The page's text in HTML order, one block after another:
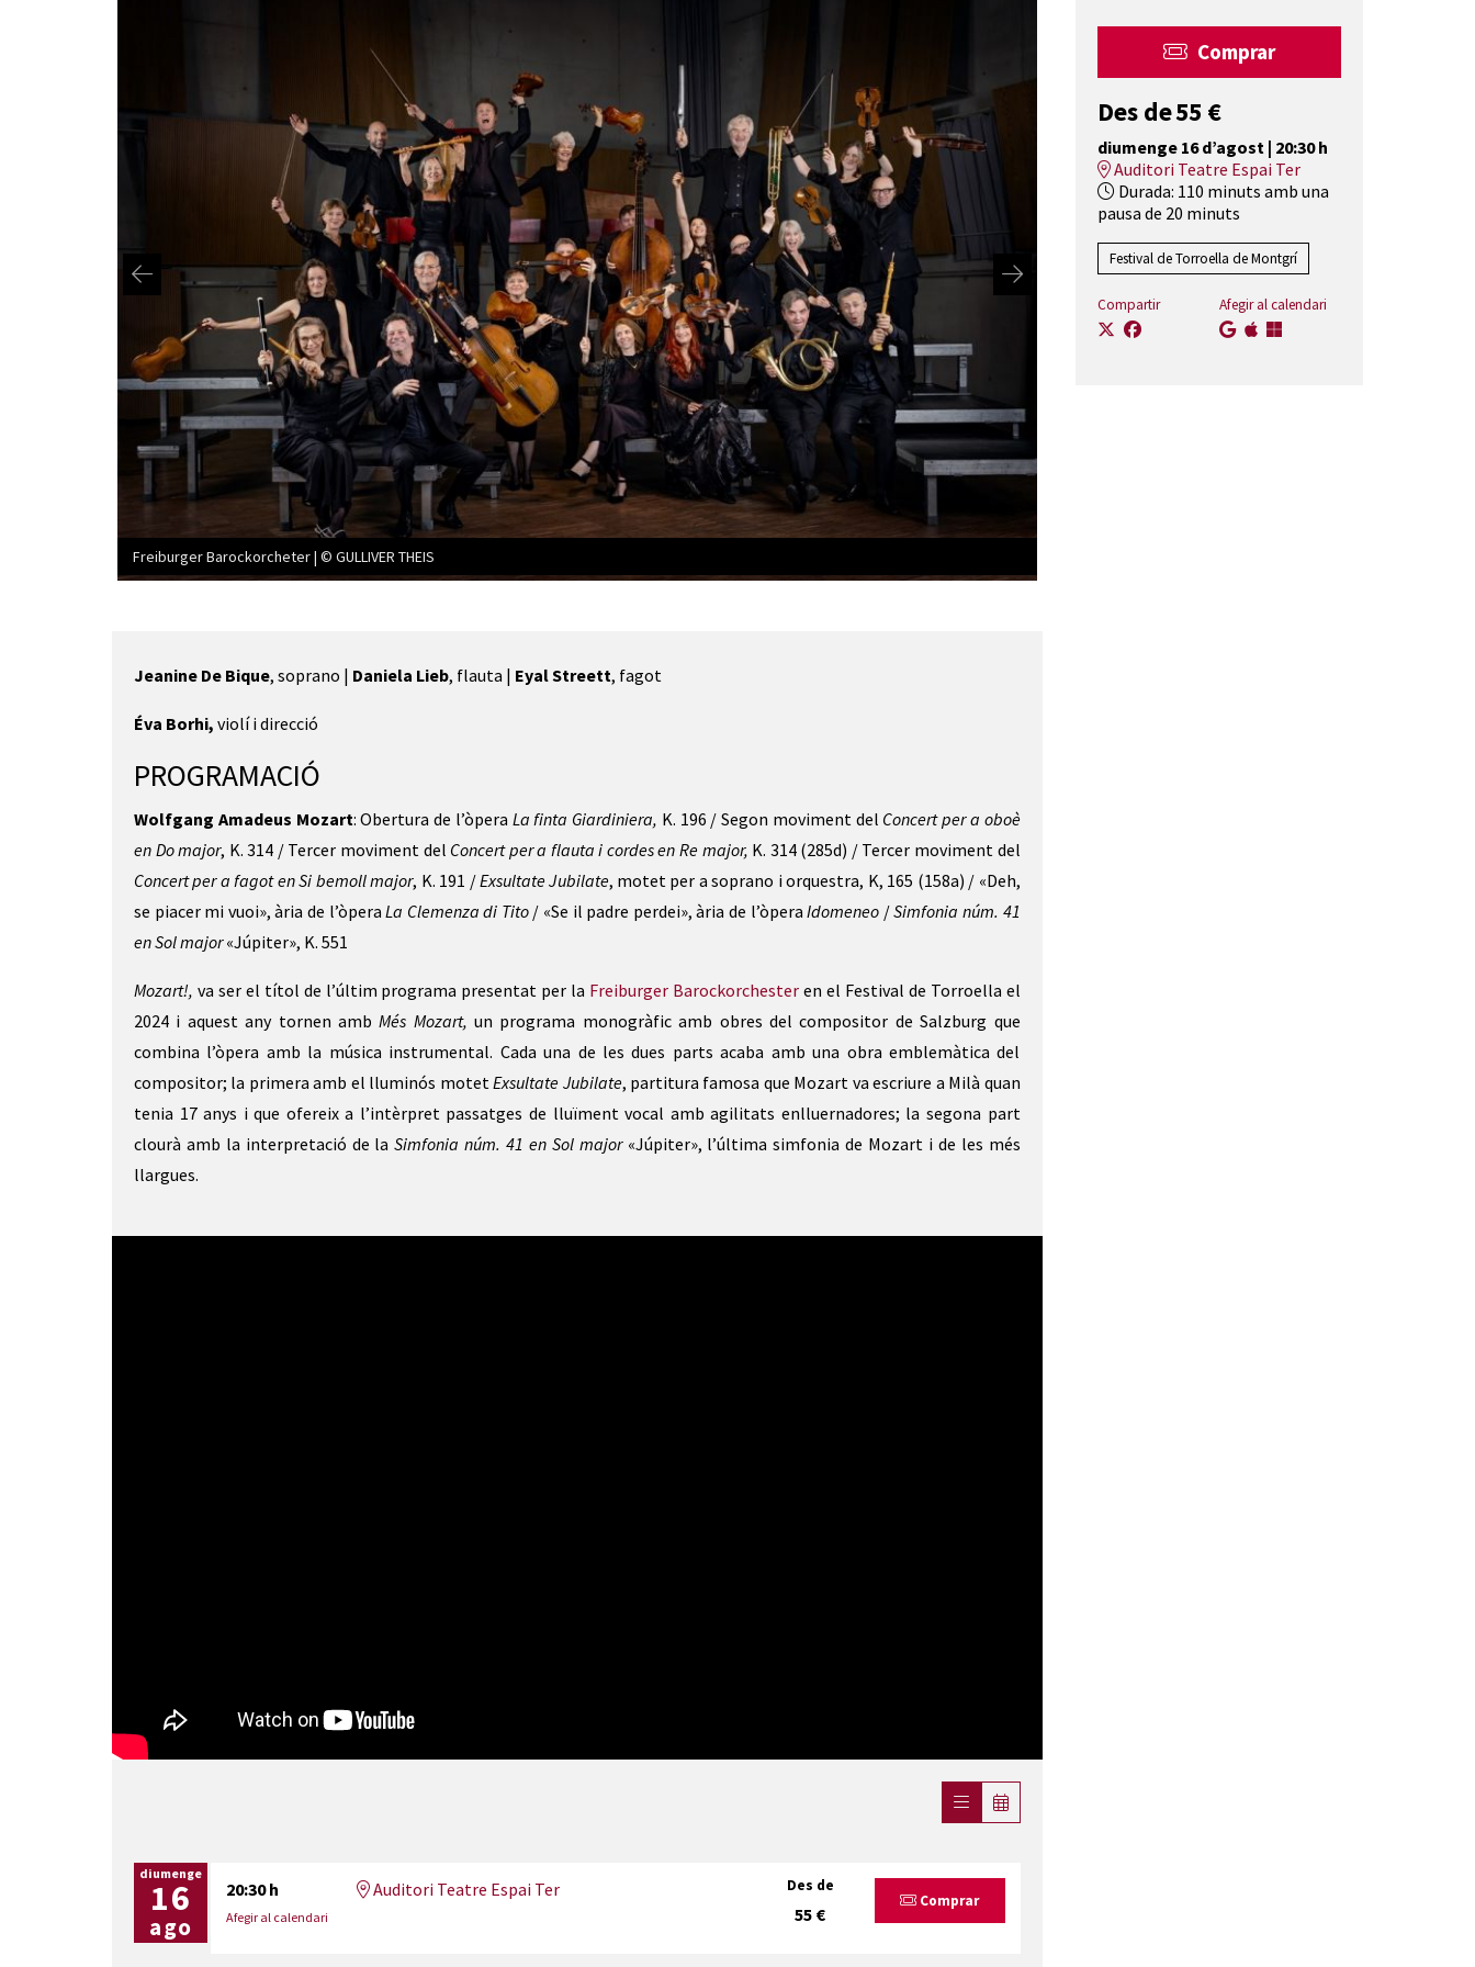
Freiburger Barockorcheter | © GULLIVER THEIS
Jeanine De Bique, soprano | Daniela Lieb, flauta | Eyal Streett, fagot
Éva Borhi, violí i direcció
PROGRAMACIÓ
Wolfgang Amadeus Mozart: Obertura de l’òpera La finta Giardiniera, K. 196 / Segon moviment del Concert per a oboè
en Do major, K. 314 / Tercer moviment del Concert per a flauta i cordes en Re major, K. 314 (285d) / Tercer moviment del
Concert per afagot en Si bemoll major, K. 191 /Exsultate Jubilate, motet per a soprano i orquestra, K, 165 (158a) / «Deh,
se piacer mi vuoi», ària de l’òperaLa Clemenza di Tito/ «Se il padre perdei», ària de l’òperaIdomeneo /Simfonia núm. 41
en Sol major«Júpiter», K. 551
Mozart!, va ser el títol de l’últim programa presentat per la Freiburger Barockorchester en el Festival de Torroella el
2024 i aquest any tornen ambMés Mozart,un programa monogràfic amb obres del compositor de Salzburg que
combina l’òpera amb la música instrumental. Cada una de les dues parts acaba amb una obra emblemàtica del
compositor; la primera amb el lluminós motetExsultate Jubilate, partitura famosa que Mozart va escriure a Milà quan
tenia 17 anys i que ofereix a l’intèrpret passatges de lluïment vocal amb agilitats enlluernadores; la segona part
clourà amb la interpretació de laSimfonia núm. 41 en Sol major «Júpiter», l’última simfonia de Mozart i de les més
llargues.
diumenge
16
ago
20:30 h Auditori Teatre Espai Ter
Afegir al calendari
Des de
55 €
Comprar
Comprar
Des deDes de
55 €
diumenge 16 d’agost| 20:30 h
Auditori Teatre Espai Ter
Durada: 110 minuts amb una
pausa de 20 minuts
Festival de Torroella de Montgrí
Compartir Afegir al calendari